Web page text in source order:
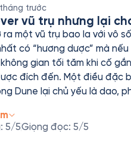
trước
vũ trụ nhưng lại
ra một vũ trụ bao la với vô
có “hương dược” mà
gian tối tăm khi cố
đích đến. Một điều đặc biệt nữa là — nó
Dune lại chủ yếu là dao,
ở các đoạn chiến đấu, dù các cảnh chiến đấu được viết rất mãn "tai"
ý tưởng triết học, tôn giáo
: 5/5Giọng đọc: 5/5